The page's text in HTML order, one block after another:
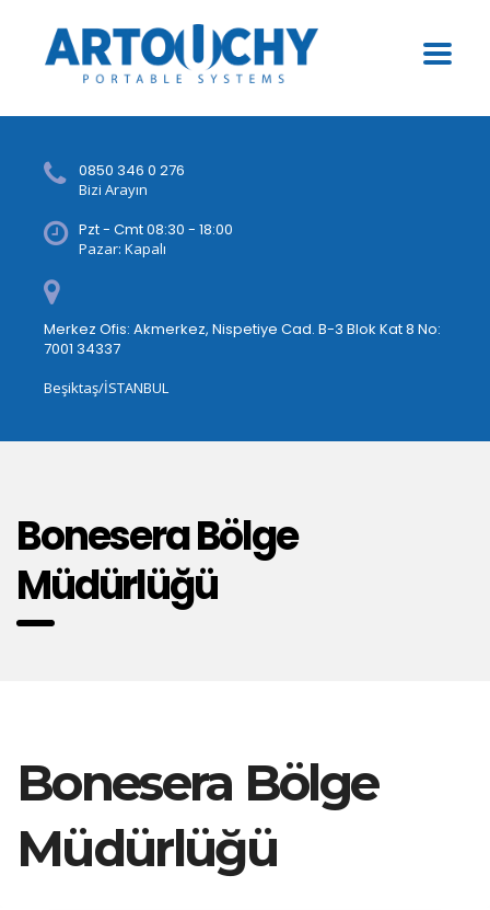
0850 346 0 276
Bizi Arayın
Pzt - Cmt 08:30 - 18:00
Pazar: Kapalı
Merkez Ofis: Akmerkez, Nispetiye Cad. B-3 Blok Kat 8 No:
7001 34337
Beşiktaş/İSTANBUL
Bonesera Bölge
Müdürlüğü
Bonesera Bölge
Müdürlüğü